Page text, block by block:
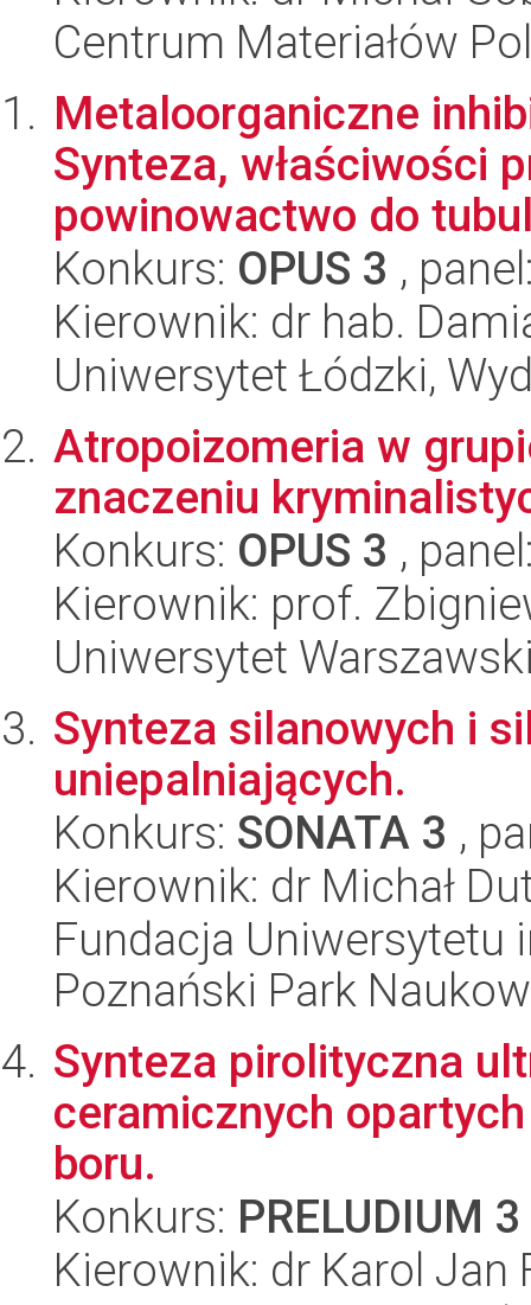
Centrum Materiałów
Metaloorganiczne
Synteza, właściwości
powinowactwo do
Konkurs: OPUS 3 ,
Kierownik: dr hab.
Uniwersytet Łódzki,
Atropoizomeria w
znaczeniu
Konkurs: OPUS 3 ,
Kierownik: prof.
Uniwersytet
Synteza silanowych i
uniepalniających.
Konkurs: SONATA 3 ,
Kierownik: dr Michał
Fundacja Uniwersytetu
Poznański Park
Synteza pirolityczna
ceramicznych
boru.
Konkurs: PRELUDIUM 3
Kierownik: dr Karol Jan